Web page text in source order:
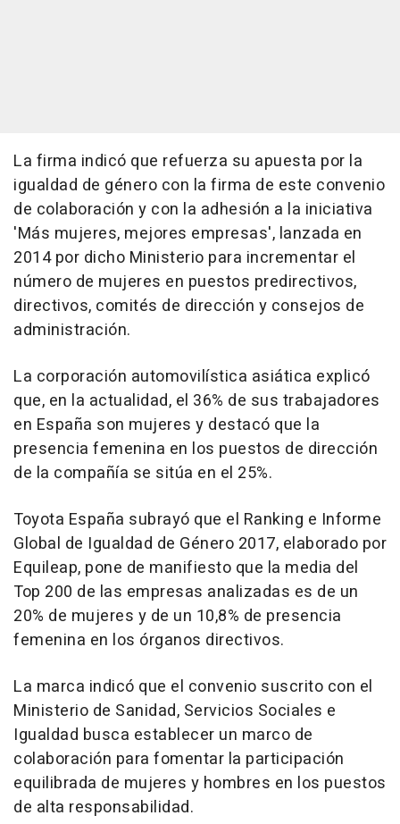
La firma indicó que refuerza su apuesta por la
igualdad de género con la firma de este convenio
de colaboración y con la adhesión a la iniciativa
'Más mujeres, mejores empresas', lanzada en
2014 por dicho Ministerio para incrementar el
número de mujeres en puestos predirectivos,
directivos, comités de dirección y consejos de
administración.
La corporación automovilística asiática explicó
que, en la actualidad, el 36% de sus trabajadores
en España son mujeres y destacó que la
presencia femenina en los puestos de dirección
de la compañía se sitúa en el 25%.
Toyota España subrayó que el Ranking e Informe
Global de Igualdad de Género 2017, elaborado por
Equileap, pone de manifiesto que la media del
Top 200 de las empresas analizadas es de un
20% de mujeres y de un 10,8% de presencia
femenina en los órganos directivos.
La marca indicó que el convenio suscrito con el
Ministerio de Sanidad, Servicios Sociales e
Igualdad busca establecer un marco de
colaboración para fomentar la participación
equilibrada de mujeres y hombres en los puestos
de alta responsabilidad.